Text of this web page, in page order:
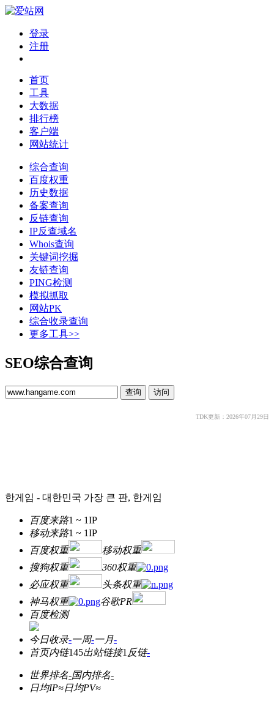
登录
注册
首页
工具
大数据
排行榜
客户端
网站统计
综合查询
百度权重
历史数据
备案查询
反链查询
IP反查域名
Whois查询
关键词挖掘
友链查询
PING检测
模拟抓取
网站PK
综合收录查询
更多工具>>
SEO综合查询
TDK更新：2026年07月29日
한게임 - 대한민국 가장 큰 판, 한게임
百度来路1 ~ 1IP
移动来路1 ~ 1IP
百度权重
移动权重
搜狗权重
360权重
必应权重
头条权重
神马权重
谷歌PR
百度检测
今日收录-一周-一月-
首页内链145出站链接1 反链-
世界排名-国内排名-
日均IP≈日均PV≈